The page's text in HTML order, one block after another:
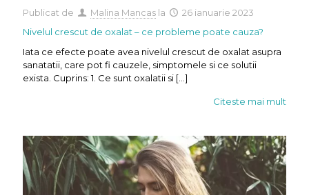
Publicat de Malina Mancas la
26 ianuarie 2023
Nivelul crescut de oxalat – ce probleme poate cauza?
Iata ce efecte poate avea nivelul crescut de oxalat asupra
sanatatii, care pot fi cauzele, simptomele si ce solutii
exista. Cuprins: 1. Ce sunt oxalatii si […]
Citeste mai mult